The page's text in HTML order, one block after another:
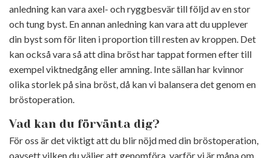
anledning kan vara axel- och ryggbesvär till följd av en stor
och tung byst. En annan anledning kan vara att du upplever
din byst som för liten i proportion till resten av kroppen. Det
kan också vara så att dina bröst har tappat formen efter till
exempel viktnedgång eller amning. Inte sällan har kvinnor
olika storlek på sina bröst, då kan vi balansera det genom en
bröstoperation.
Vad kan du förvänta dig?
För oss är det viktigt att du blir nöjd med din bröstoperation,
oavsett vilken du väljer att genomföra, varför vi är måna om